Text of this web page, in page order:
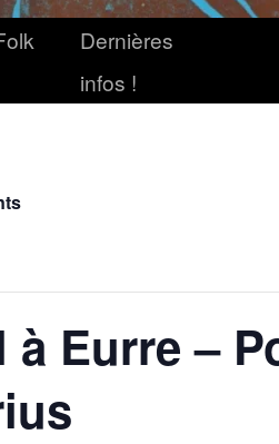
Dernières
infos !
à Eurre –